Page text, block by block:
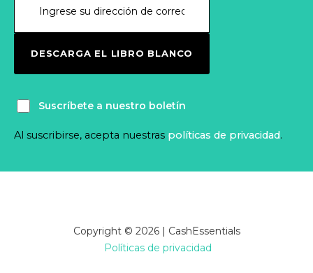
DESCARGA EL LIBRO BLANCO
Suscríbete a nuestro boletín
Al suscribirse, acepta nuestras políticas de privacidad.
Copyright © 2026 | CashEssentials
Políticas de privacidad